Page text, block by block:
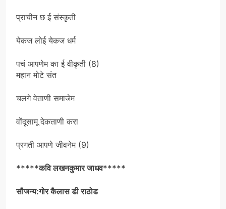
प्राचीन छ ई संस्कृती
येकज लोई येकज धर्म
पचं आपणेम का ई वीकृती (8)
महान मोटे संत
चलगे वेताणी समाजेम
वोंदूसामू देकताणी करा
प्रगती आपणे जीवनेम (9)
*****कवि लखनकुमार जाधव*****
सौजन्य:गोर कैलास डी राठोड